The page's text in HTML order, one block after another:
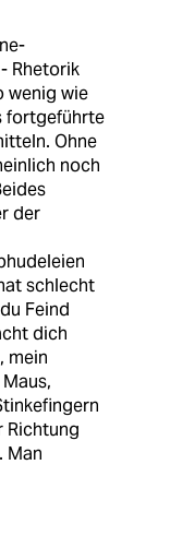
Rhetorik
wenig wie
fortgeführte
Ohne
noch
der
schlecht
Feind
dich
mein
Richtung
Man